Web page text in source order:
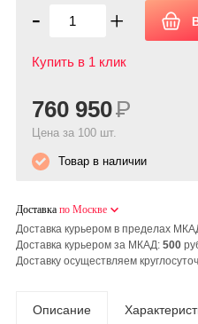
- +
Купить в 1 клик
760 950Р
Цена за 100 шт.
Товар в наличии
Доставка по Москве
Доставка курьером в пределах
Доставка курьером за МКАД: 500
Доставку осуществляем
Описание